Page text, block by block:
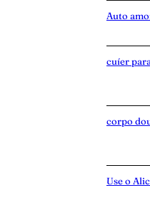
Auto
cuíer
corpo
Use o